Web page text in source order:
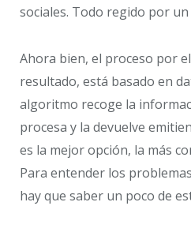
sociales. Todo regido por
Ahora bien, el proceso por
resultado, está basado en
algoritmo recoge la
procesa y la devuelve
es la mejor opción, la más
Para entender los
hay que saber un poco de